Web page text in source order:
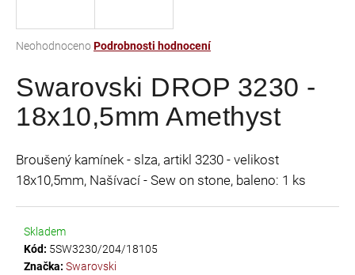
Průměrné
produktu
je
0,0
hvězdiček.
NeohodnocenoPodrobnosti hodnocení
Swarovski DROP 3230 -
18x10,5mm Amethyst
Broušený kamínek - slza, artikl 3230 - velikost
18x10,5mm, Našívací - Sew on stone, baleno: 1 ks
Skladem
Kód: 5SW3230/204/18105
Značka: Swarovski
j
t
?
HLEDAT
D